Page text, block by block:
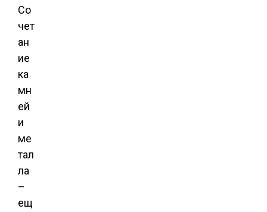
Со
чет
ан
ие
ка
мн
ей
и
ме
тал
ла
–
ещ